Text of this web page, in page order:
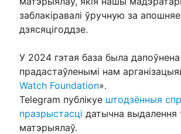
заблакіравалі ўручную за апошняе
дзясяцігоддзе.
У 2024 гэтая база была
прадастаўленымі нам
Watch Foundation».
Telegram публікуе штодзённыя
празрыстасці датычна выдалення
матэрыялаў.